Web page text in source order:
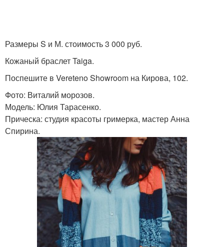
Размеры S и М. стоимость 3 000 руб.
Кожаный браслет Taiga.
Поспешите в Vereteno Showroom на Кирова, 102.
Фото: Виталий морозов.
Модель: Юлия Тарасенко.
Прическа: студия красоты гримерка, мастер Анна
Спирина.